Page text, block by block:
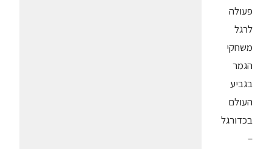
פעולה
לרגל
משחקי
הגמר
בגביע
העולם
בכדורגל
–